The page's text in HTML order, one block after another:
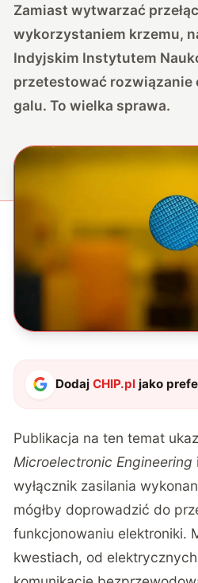
Zamiast wytwarzać
wykorzystaniem krzemu,
Indyjskim Instytutem
przetestować rozwiązanie
galu. To wielka sprawa.
DodajCHIP.pl jako
Publikacja na ten temat
Microelectronic Engineering
wyłącznik zasilania
mógłby doprowadzić do
funkcjonowaniu elektroniki.
kwestiach, od